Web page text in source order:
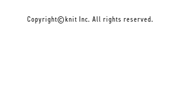
Copyright©knit Inc. All rights reserved.